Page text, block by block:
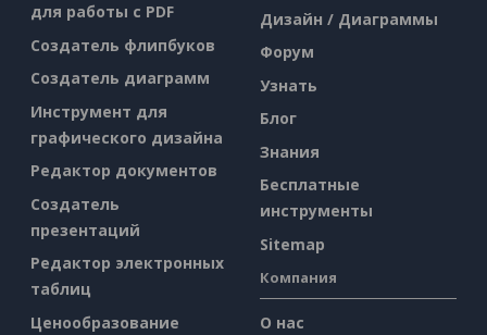
для работы с PDF
Создатель флипбуков
Создатель диаграмм
Инструмент для
графического дизайна
Редактор документов
Создатель
презентаций
Редактор электронных
таблиц
Ценообразование
Дизайн / Диаграммы
Форум
Узнать
Блог
Знания
Бесплатные
инструменты
Sitemap
Компания
О нас